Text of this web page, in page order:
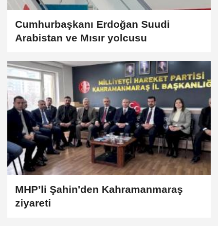
Cumhurbaşkanı Erdoğan Suudi
Arabistan ve Mısır yolcusu
MHP’li Şahin'den Kahramanmaraş
ziyareti